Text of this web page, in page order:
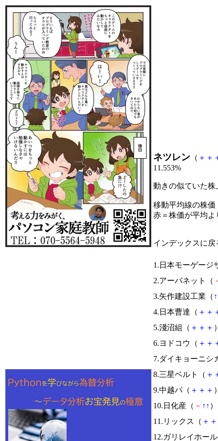
ネツレン （ ＋ ＋
11.553%
動きの似ていた
移動平均線の株価
赤＝株価が平均
インデックスに戻
1.日本モーゲージ
2.アーバネット（
3.矢作建設工業（ ↑
4.日本曹達（ ＋ ＋
5.淺沼組（ ＋ ＋ ＋
6.ヨドコウ（ ＋ ＋
7.ダイキョーニシ
8.三星ベルト（ ＋
9.中越パ（ ＋ ＋ ＋
10.日化産（ － ↑ ↑
11.リックス（ ＋ ＋
12.ガリレイホー